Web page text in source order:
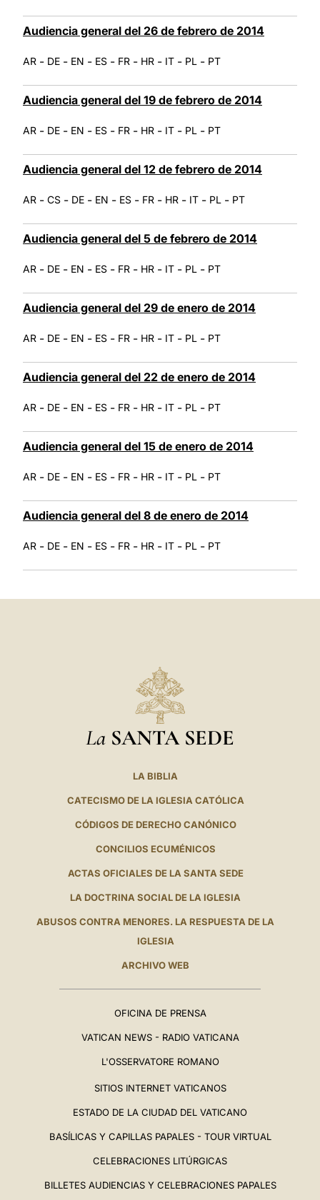
Audiencia general del 26 de febrero de 2014
AR - DE - EN - ES - FR - HR - IT - PL - PT
Audiencia general del 19 de febrero de 2014
AR - DE - EN - ES - FR - HR - IT - PL - PT
Audiencia general del 12 de febrero de 2014
AR - CS - DE - EN - ES - FR - HR - IT - PL - PT
Audiencia general del 5 de febrero de 2014
AR - DE - EN - ES - FR - HR - IT - PL - PT
Audiencia general del 29 de enero de 2014
AR - DE - EN - ES - FR - HR - IT - PL - PT
Audiencia general del 22 de enero de 2014
AR - DE - EN - ES - FR - HR - IT - PL - PT
Audiencia general del 15 de enero de 2014
AR - DE - EN - ES - FR - HR - IT - PL - PT
Audiencia general del 8 de enero de 2014
AR - DE - EN - ES - FR - HR - IT - PL - PT
La SANTA SEDE
LA BIBLIA
CATECISMO DE LA IGLESIA CATÓLICA
CÓDIGOS DE DERECHO CANÓNICO
CONCILIOS ECUMÉNICOS
ACTAS OFICIALES DE LA SANTA SEDE
LA DOCTRINA SOCIAL DE LA IGLESIA
ABUSOS CONTRA MENORES. LA RESPUESTA DE LA
IGLESIA
ARCHIVO WEB
OFICINA DE PRENSA
VATICAN NEWS - RADIO VATICANA
L'OSSERVATORE ROMANO
SITIOS INTERNET VATICANOS
ESTADO DE LA CIUDAD DEL VATICANO
BASÍLICAS Y CAPILLAS PAPALES - TOUR VIRTUAL
CELEBRACIONES LITÚRGICAS
BILLETES AUDIENCIAS Y CELEBRACIONES PAPALES